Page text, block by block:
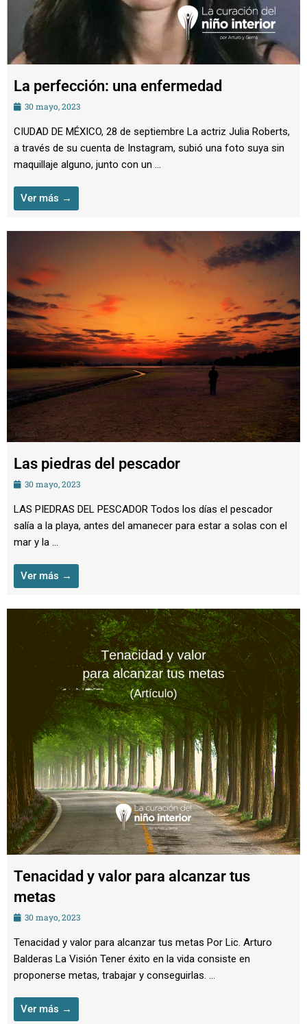
La perfección: una enfermedad
30 mayo, 2023
CIUDAD DE MÉXICO, 28 de septiembre La actriz Julia Roberts,
a través de su cuenta de Instagram, subió una foto suya sin
maquillaje alguno, junto con un ...
Ver más →
Las piedras del pescador
30 mayo, 2023
LAS PIEDRAS DEL PESCADOR Todos los días el pescador
salía a la playa, antes del amanecer para estar a solas con el
mar y la ...
Ver más →
Tenacidad y valor para alcanzar tus
metas
30 mayo, 2023
Tenacidad y valor para alcanzar tus metas Por Lic. Arturo
Balderas La Visión Tener éxito en la vida consiste en
proponerse metas, trabajar y conseguirlas. ...
Ver más →